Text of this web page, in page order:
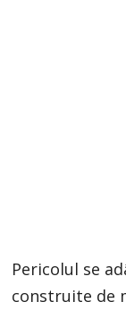
Pericolul se
construite de